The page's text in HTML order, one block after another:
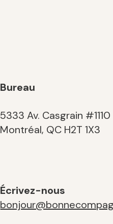
Bureau
5333 Av. Casgrain #1110
Montréal, QC H2T 1X3
Écrivez-nous